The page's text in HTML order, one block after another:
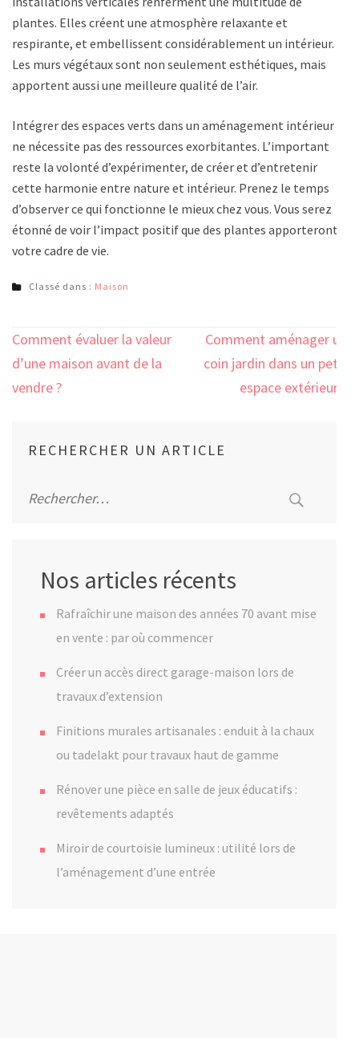
plantes. Elles créent une atmosphère relaxante et
respirante, et embellissent considérablement un intérieur.
Les murs végétaux sont non seulement esthétiques, mais
apportent aussi une meilleure qualité de l’air.
Intégrer des espaces verts dans un aménagement intérieur
ne nécessite pas des ressources exorbitantes. L’important
reste la volonté d’expérimenter, de créer et d’entretenir
cette harmonie entre nature et intérieur. Prenez le temps
d’observer ce qui fonctionne le mieux chez vous. Vous serez
étonné de voir l’impact positif que des plantes apporteront à
votre cadre de vie.
Classé dans : Maison
Navigation
de
l’article
Comment évaluer la valeur
d’une maison avant de la
vendre ?
Comment aménager un
coin jardin dans un petit
espace extérieur ?
RECHERCHER UN ARTICLE
Nos articles récents
Rafraîchir une maison des années 70 avant mise
en vente : par où commencer
Créer un accès direct garage-maison lors de
travaux d’extension
Finitions murales artisanales : enduit à la chaux
ou tadelakt pour travaux haut de gamme
Rénover une pièce en salle de jeux éducatifs :
revêtements adaptés
Miroir de courtoisie lumineux : utilité lors de
l’aménagement d’une entrée